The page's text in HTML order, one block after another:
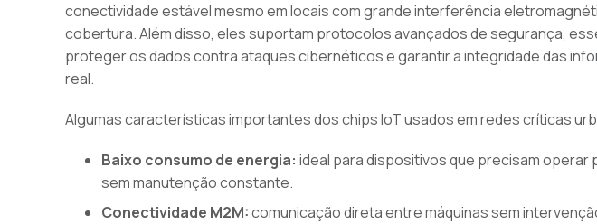
conectividade estável mesmo em locais com grande interferência
cobertura. Além disso, eles suportam protocolos avançados de segurança,
proteger os dados contra ataques cibernéticos e garantir a integridade das
real.
Algumas características importantes dos chips IoT usados em redes críticas
Baixo consumo de energia: ideal para dispositivos que precisam operar
sem manutenção constante.
Conectividade M2M:comunicação direta entre máquinas sem